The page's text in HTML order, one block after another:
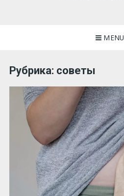
MENU
Рубрика: советы